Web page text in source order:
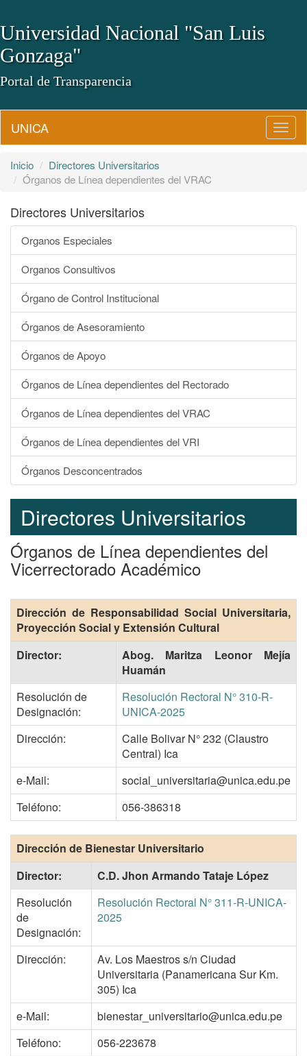
Universidad Nacional "San Luis
Gonzaga"
Portal de Transparencia
UNICA
Inicio
Directores Universitarios
Órganos de Línea dependientes del VRAC
Directores Universitarios
Organos Especiales
Organos Consultivos
Órgano de Control Institucional
Órganos de Asesoramiento
Órganos de Apoyo
Órganos de Línea dependientes del Rectorado
Órganos de Línea dependientes del VRAC
Órganos de Línea dependientes del VRI
Órganos Desconcentrados
Directores Universitarios
Órganos de Línea dependientes del
Vicerrectorado Académico
Dirección de Responsabilidad Social Universitaria,
Proyección Social y Extensión Cultural
Director:
Abog. Maritza Leonor Mejía
Huamán
Resolución de
Designación:
Resolución Rectoral N° 310-R-
UNICA-2025
Dirección:
Calle Bolivar N° 232 (Claustro
Central) Ica
e-Mail:
social_universitaria@unica.edu.pe
Teléfono:
056-386318
Dirección de Bienestar Universitario
Director:
C.D. Jhon Armando Tataje López
Resolución
de
Designación:
Resolución Rectoral N° 311-R-UNICA-
2025
Dirección:
Av. Los Maestros s/n Ciudad
Universitaria (Panamericana Sur Km.
305) Ica
e-Mail:
bienestar_universitario@unica.edu.pe
Teléfono:
056-223678